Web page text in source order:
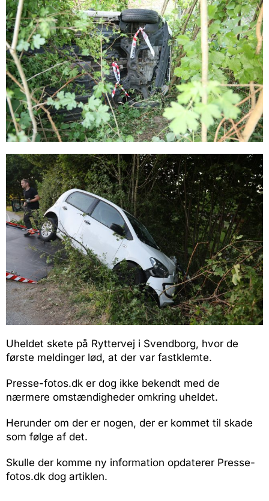
Uheldet skete på Ryttervej i Svendborg, hvor de
første meldinger lød, at der var fastklemte.
Presse-fotos.dk er dog ikke bekendt med de
nærmere omstændigheder omkring uheldet.
Herunder om der er nogen, der er kommet til skade
som følge af det.
Skulle der komme ny information opdaterer Presse-
fotos.dk dog artiklen.